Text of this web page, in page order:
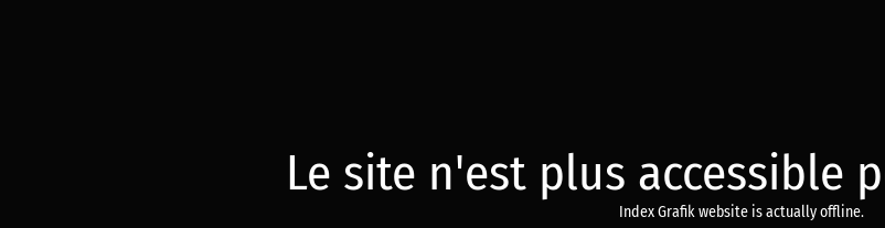
Le site n'est plus accessible
Index Grafik website is actually offline.